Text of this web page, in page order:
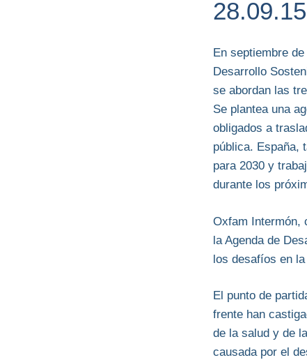
28.09.15
En septiembre
Desarrollo
se abordan las
Se plantea una
obligados a
pública. España,
para 2030 y
durante los
Oxfam Intermón,
la Agenda de
los desafíos en
El punto de
frente han
de la salud y de
causada por el